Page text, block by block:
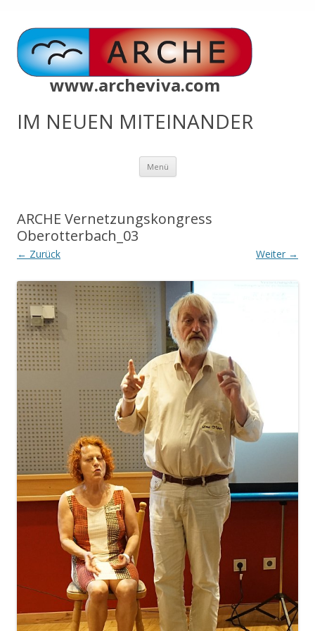
www.archeviva.com
IM NEUEN MITEINANDER
Menü Zum
springen
ARCHE Vernetzungskongress
Oberotterbach_03
← Zurück Weiter →